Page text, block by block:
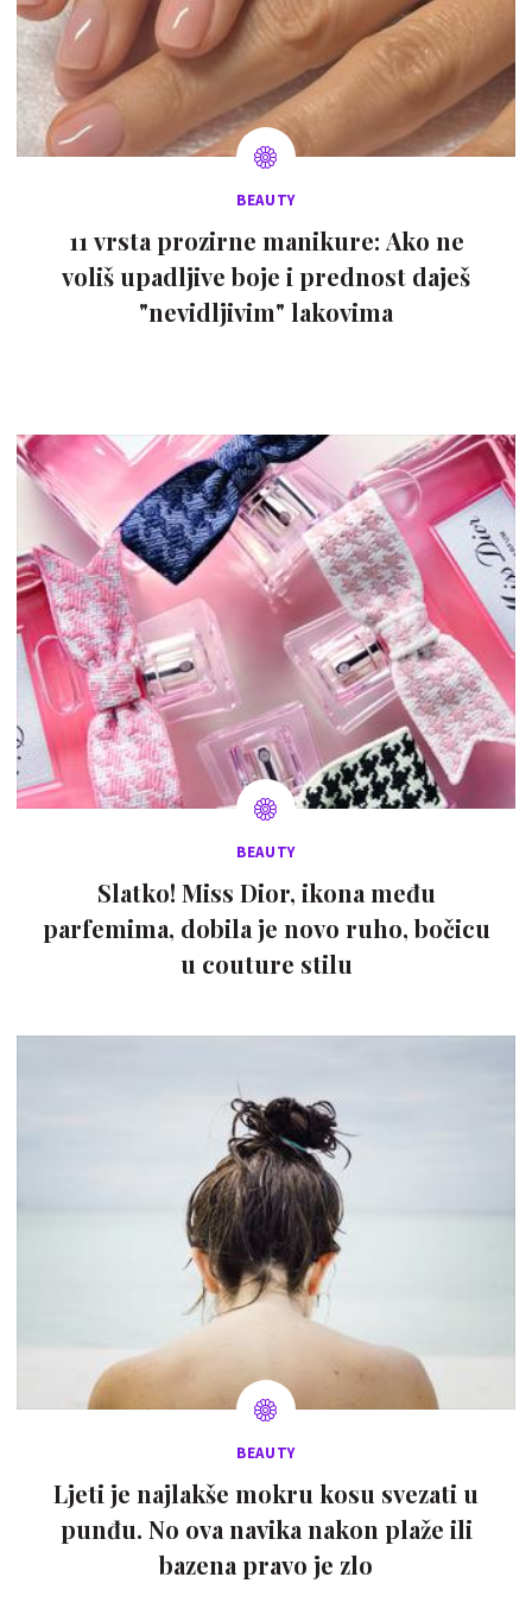
BEAUTY
11 vrsta prozirne manikure: Ako ne
voliš upadljive boje i prednost daješ
"nevidljivim" lakovima
BEAUTY
Slatko! Miss Dior, ikona među
parfemima, dobila je novo ruho, bočicu
u couture stilu
BEAUTY
Ljeti je najlakše mokru kosu svezati u
punđu. No ova navika nakon plaže ili
bazena pravo je zlo